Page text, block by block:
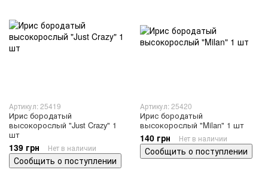
Артикул: 25419
Ирис бородатый
высокорослый "Just Crazy" 1
шт
139 грн Нет в наличии
Сообщить о поступлении
Артикул: 25420
Ирис бородатый
высокорослый "Milan" 1 шт
140 грн Нет в наличии
Сообщить о поступлении